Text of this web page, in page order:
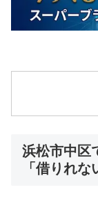
浜松市中区
「借りれ